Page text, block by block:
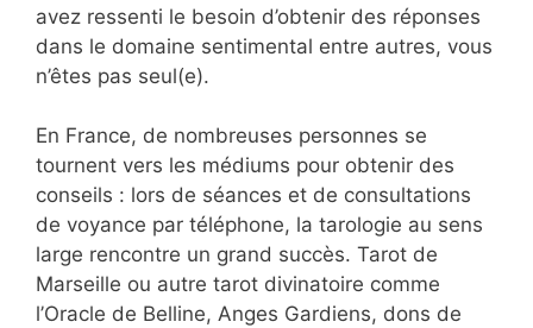
avez ressenti le besoin d’obtenir des réponses
dans le domaine sentimental entre autres, vous
n’êtes pas seul(e).
En France, de nombreuses personnes se
tournent vers les médiums pour obtenir des
conseils : lors de séances et de consultations
de voyance par téléphone, la tarologie au sens
large rencontre un grand succès. Tarot de
Marseille ou autre tarot divinatoire comme
l’Oracle de Belline, Anges Gardiens, dons de